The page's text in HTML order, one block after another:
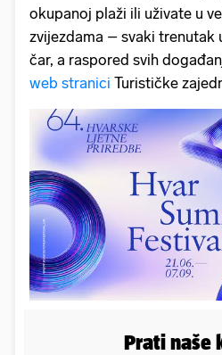
okupanoj plaži ili uživate u
zvijezdama – svaki trenutak
čar, a raspored svih
web stranici Turističke
Prati naše